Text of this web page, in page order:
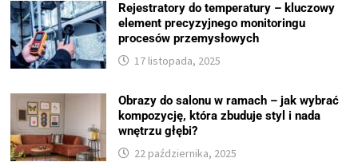
Rejestratory do temperatury – kluczowy
element precyzyjnego monitoringu
procesów przemysłowych
17 listopada, 2025
Obrazy do salonu w ramach – jak wybrać
kompozycję, która zbuduje styl i nada
wnętrzu głębi?
22 października, 2025